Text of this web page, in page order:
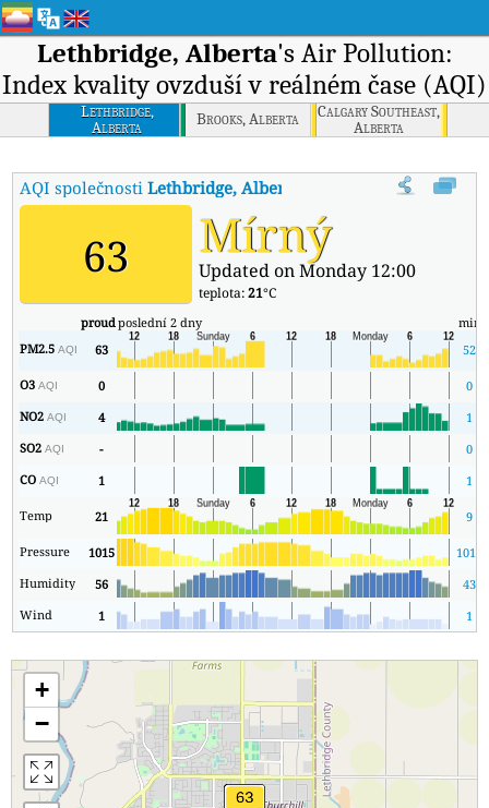
Lethbridge, Alberta's Air Pollution:
Index kvality ovzduší v reálném čase (AQI)
Lethbridge,
Alberta
Brooks, Alberta
Calgary Southeast,
Alberta
AQI společnostiLethbridge, Alberta Index kvality vzduchu v
63 Mírný
Updated on Monday 12:00
teplota:21°C
proudposlední 2 dny min
PM2.5AQI 63 52
O3AQI 0
0
NO2AQI 4
1
SO2AQI -
0
COAQI 1 1
Temp 21 9
Pressure 1015 1015
Humidity
56
43
Wind
1 1
+
−